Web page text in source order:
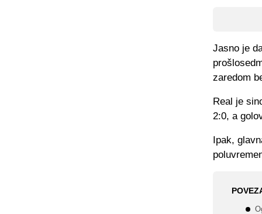
Jasno je
zaredom
Real je
2:0, a
Ipak,